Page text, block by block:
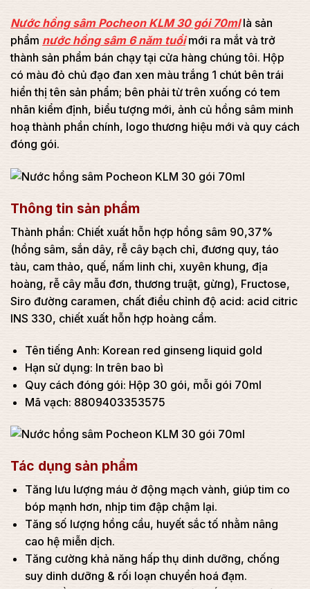
Nước hồng sâm Pocheon KLM 30 gói 70mllà sản
phẩm nước hồng sâm 6 năm tuổimới ra mắt và trở
thành sản phẩm bán chạy tại cửa hàng chúng tôi. Hộp
có màu đỏ chủ đạo đan xen màu trắng 1 chút bên trái
hiển thị tên sản phẩm; bên phải từ trên xuống có tem
nhãn kiểm định, biểu tượng mới, ảnh củ hồng sâm minh
hoạ thành phần chính, logo thương hiệu mới và quy cách
đóng gói.
Thông tin sản phẩm
Thành phần: Chiết xuất hỗn hợp hồng sâm 90,37%
(hồng sâm, sắn dây, rễ cây bạch chỉ, đương quy, táo
tàu, cam thảo, quế, nấm linh chi, xuyên khung, địa
hoàng, rễ cây mẫu đơn, thương truật, gừng), Fructose,
Siro đường caramen, chất điều chỉnh độ acid: acid citric
INS 330, chiết xuất hỗn hợp hoàng cầm.
Tên tiếng Anh: Korean red ginseng liquid gold
Hạn sử dụng: In trên bao bì
Quy cách đóng gói: Hộp 30 gói, mỗi gói 70ml
Mã vạch: 8809403353575
Tác dụng sản phẩm
Tăng lưu lượng máu ở động mạch vành, giúp tim co
bóp mạnh hơn, nhịp tim đập chậm lại.
Tăng số lượng hồng cầu, huyết sắc tố nhằm nâng
cao hệ miễn dịch.
Tăng cường khả năng hấp thụ dinh dưỡng, chống
suy dinh dưỡng & rối loạn chuyển hoá đạm.